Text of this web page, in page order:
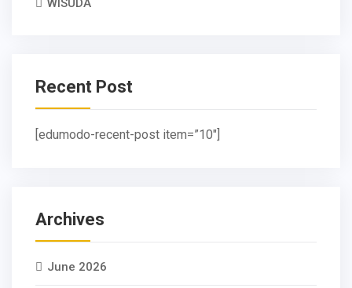
WISUDA
Recent Post
[edumodo-recent-post item=”10″]
Archives
June 2026